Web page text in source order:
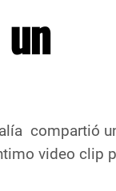
compartió
video clip